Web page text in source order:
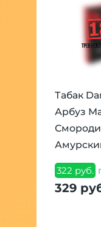
Табак
Арбуз
322 руб.
329